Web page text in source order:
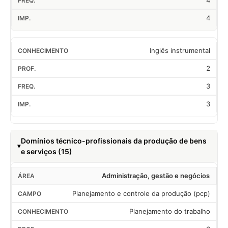
4
Inglês instrumental
2
3
3
Domínios técnico-profissionais da produção de bens
e serviços (15)
Administração, gestão e negócios
Planejamento e controle da produção (pcp)
Planejamento do trabalho